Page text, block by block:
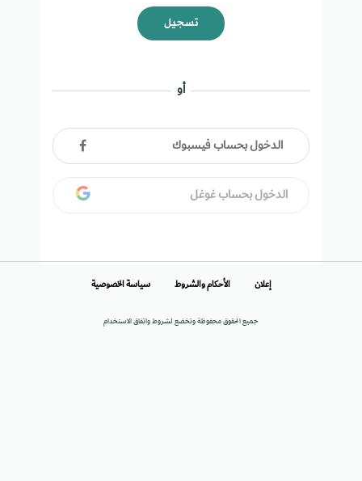
تسجيل
أو
الدخول بحساب فيسبوك
الدخول بحساب غوغل
جميع الحقوق محفوظة وتخضع لشروط واتفاق الاستخدام
إعلان الأحكام والشروط سياسة الخصوصية